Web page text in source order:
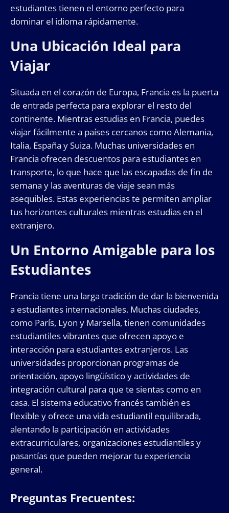
estudiantes tienen el entorno perfecto para
dominar el idioma rápidamente.
Una Ubicación Ideal para
Viajar
Situada en el corazón de Europa, Francia es la puerta
de entrada perfecta para explorar el resto del
continente. Mientras estudias en Francia, puedes
viajar fácilmente a países cercanos como Alemania,
Italia, España y Suiza. Muchas universidades en
Francia ofrecen descuentos para estudiantes en
transporte, lo que hace que las escapadas de fin de
semana y las aventuras de viaje sean más
asequibles. Estas experiencias te permiten ampliar
tus horizontes culturales mientras estudias en el
extranjero.
Un Entorno Amigable para los
Estudiantes
Francia tiene una larga tradición de dar la bienvenida
a estudiantes internacionales. Muchas ciudades,
como París, Lyon y Marsella, tienen comunidades
estudiantiles vibrantes que ofrecen apoyo e
interacción para estudiantes extranjeros. Las
universidades proporcionan programas de
orientación, apoyo lingüístico y actividades de
integración cultural para que te sientas como en
casa. El sistema educativo francés también es
flexible y ofrece una vida estudiantil equilibrada,
alentando la participación en actividades
extracurriculares, organizaciones estudiantiles y
pasantías que pueden mejorar tu experiencia
general.
Preguntas Frecuentes: